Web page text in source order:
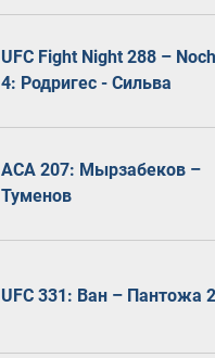
UFC Fight Night 288 –
4: Родригес - Сильва
ACA 207: Мырзабеков –
Туменов
UFC 331: Ван – Пантожа 2